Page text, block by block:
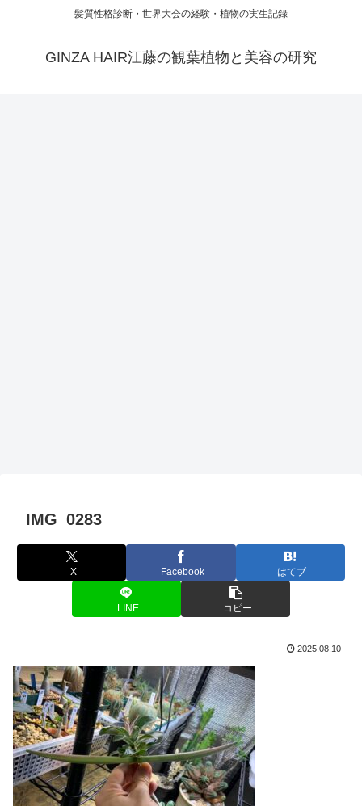
髪質性格診断・世界大会の経験・植物の実生記録
GINZA HAIR江藤の観葉植物と美容の研究
IMG_0283
X Facebook はてブ
LINE コピー
2025.08.10